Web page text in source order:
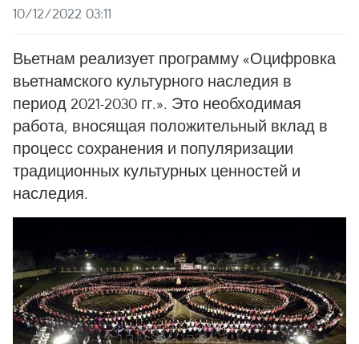
10/12/2022 03:11
Вьетнам реализует программу «Оцифровка
вьетнамского культурного наследия в
период 2021-2030 гг.». Это необходимая
работа, вносящая положительный вклад в
процесс сохранения и популяризации
традиционных культурных ценностей и
наследия.